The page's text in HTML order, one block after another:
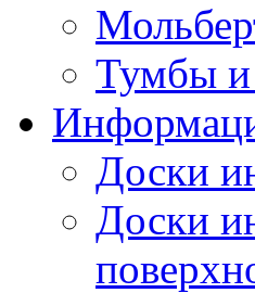
Тумбы и
Доски
Доски